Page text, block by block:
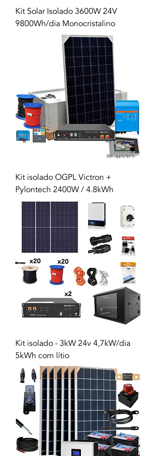
Kit Solar Isolado 3600W 24V
9800Wh/dia Monocristalino
Kit isolado OGPL Victron +
Pylontech 2400W / 4.8kWh
Kit isolado - 3kW 24v 4,7kW/dia
5kWh com lítio